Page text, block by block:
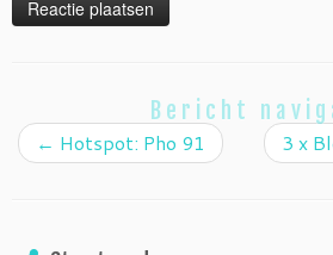
Bericht
← Hotspot: Pho 91 3 x